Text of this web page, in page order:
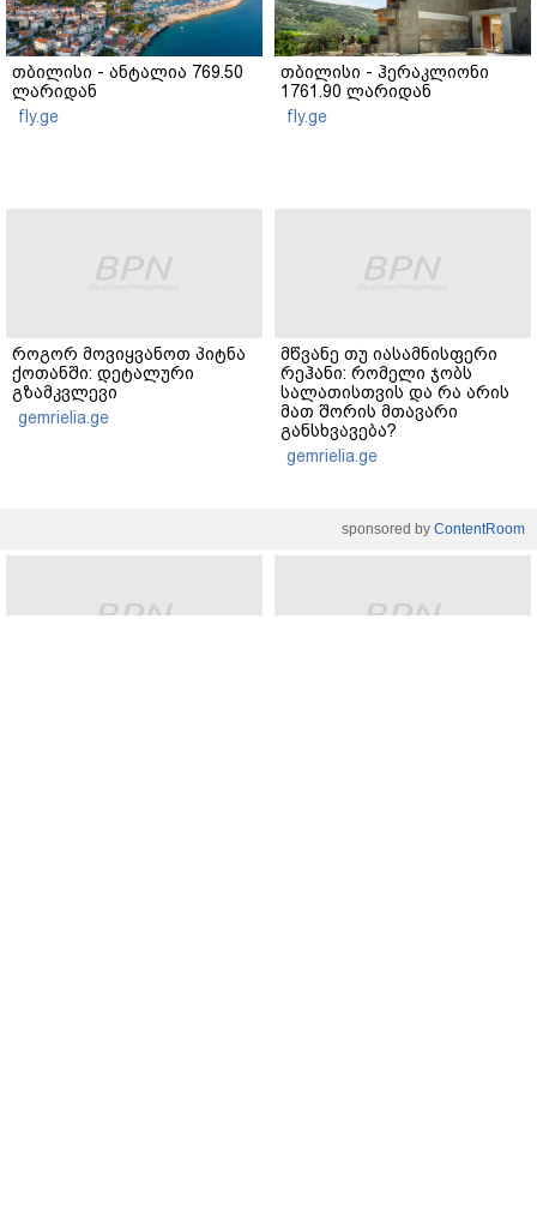
თბილისი - ანტალია 769.50
ლარიდან
fly.ge
თბილისი - ჰერაკლიონი
1761.90 ლარიდან
fly.ge
როგორ მოვიყვანოთ პიტნა
ქოთანში: დეტალური
გზამკვლევი
gemrielia.ge
მწვანე თუ იასამნისფერი
რეჰანი: რომელი ჯობს
სალათისთვის და რა არის
მათ შორის მთავარი
განსხვავება?
gemrielia.ge
sponsored by ContentRoom